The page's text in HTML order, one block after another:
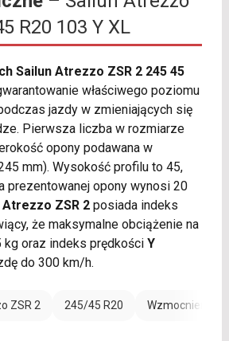
R20 103 Y XL
Sailun Atrezzo ZSR 2 245 45
właściwego poziomu
jazdy w zmieniających się
Pierwsza liczba w rozmiarze
opony podawana w
mm). Wysokość profilu to 45,
prezentowanej opony wynosi 20
Atrezzo ZSR 2posiada indeks
że maksymalne obciążenie na
kg oraz indeks prędkości Y
do 300 km/h.
ZSR 2 245/45 R20 Wzmocnienie